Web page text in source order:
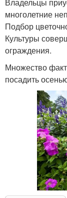
многолетние
Подбор
Культуры
ограждения.
Множество
посадить